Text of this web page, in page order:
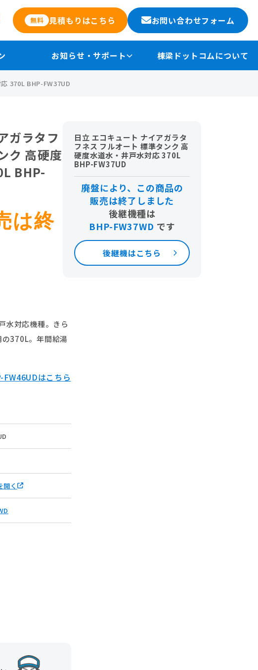
無料 見積もりはこちら お問い合わせフォーム
お知らせ・サポート 棟梁ドットコムについて
370L BHP-FW37UD
ガラタフ
ク 高硬度
BHP-
は終
水対応機種。きら
370L。年間給湯
はこちら
開く
日立 エコキュート ナイアガラタ
フネス フルオート 標準タンク 高
硬度水道水・井戸水対応 370L
BHP-FW37UD
廃盤により、この商品の
販売は終了しました
後継機種は
BHP-FW37WD です
後継機はこちら